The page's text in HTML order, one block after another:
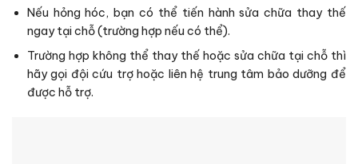
Nếu hỏng hóc, bạn có thể tiến hành sửa chữa thay thế
ngay tại chỗ (trường hợp nếu có thể).
Trường hợp không thể thay thế hoặc sửa chữa tại chỗ thì
hãy gọi đội cứu trợ hoặc liên hệ trung tâm bảo dưỡng để
được hỗ trợ.